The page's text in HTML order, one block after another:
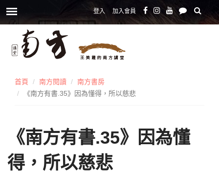
登入 加入會員
首頁 南方閱讀
南方書房
《南方有書.35》因為懂得，所以慈悲
《南方有書.35》因為懂
得，所以慈悲